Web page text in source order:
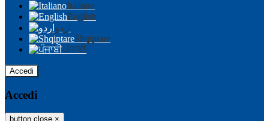
Italiano
English
اردو
Shqiptare
ਪੰਜਾਬੀ
Accedi
Accedi
button close ×